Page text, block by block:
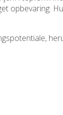
opbevaring.